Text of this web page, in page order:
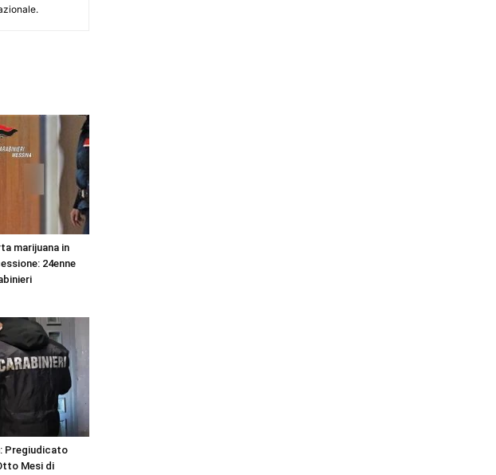
marijuana in
24enne
Pregiudicato
Mesi di